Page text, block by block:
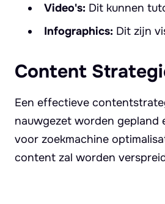
Video's: Dit kunnen
Infographics: Dit zijn
Content
Een effectieve
nauwgezet worden gepland
voor zoekmachine
content zal worden